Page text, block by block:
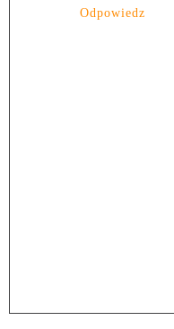
Odpowiedz